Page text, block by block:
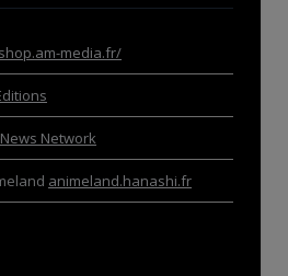
media.fr/
Network
animeland.hanashi.fr